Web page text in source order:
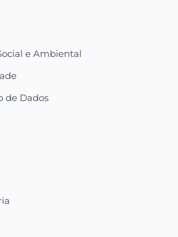
e Ambiental
de Dados